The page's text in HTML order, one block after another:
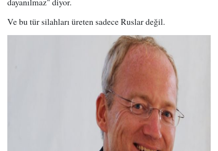
Ve bu tür silahları üreten sadece Ruslar değil.